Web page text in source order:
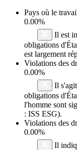
Pays où le
0.00%
Il est
obligations
est largement
Violations des
0.00%
Il
obligations
l'homme sont
: ISS ESG).
Violations des
0.00%
Il